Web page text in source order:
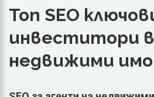
Топ SEO
инвеститори в
недвижими